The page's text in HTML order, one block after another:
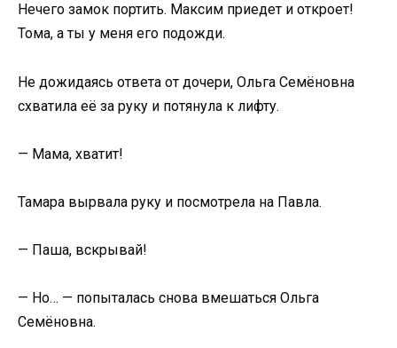
Нечего замок портить. Максим приедет и откроет!
Тома, а ты у меня его подожди.
Не дожидаясь ответа от дочери, Ольга Семёновна
схватила её за руку и потянула к лифту.
— Мама, хватит!
Тамара вырвала руку и посмотрела на Павла.
— Паша, вскрывай!
— Но… — попыталась снова вмешаться Ольга
Семёновна.